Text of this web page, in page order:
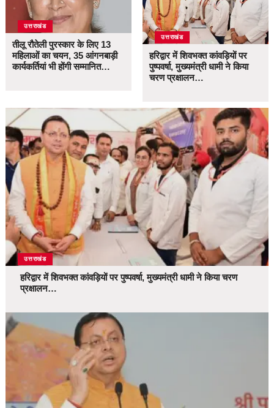
उत्तराखंड
तीलू रौतेली पुरस्कार के लिए 13
महिलाओं का चयन, 35 आंगनबाड़ी
कार्यकर्तियां भी होंगी सम्मानित…
उत्तराखंड
हरिद्वार में शिवभक्त कांवड़ियों पर
पुष्पवर्षा, मुख्यमंत्री धामी ने किया
चरण प्रक्षालन…
उत्तराखंड
हरिद्वार में शिवभक्त कांवड़ियों पर पुष्पवर्षा, मुख्यमंत्री धामी ने किया चरण
प्रक्षालन…